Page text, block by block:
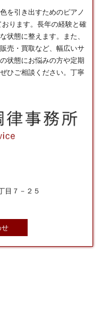
を引き出すためのピアノ
ります。長年の経験と確
状態に整えます。また、
売・買取など、幅広いサ
状態にお悩みの方や定期
ひご相談ください。丁寧
目７－２５
せ